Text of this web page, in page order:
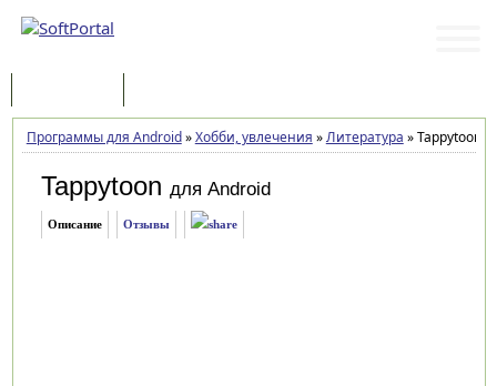
Программы для Android»Хобби, увлечения »Литература »Tappytoon
Tappytoon для Android
Описание Отзывы